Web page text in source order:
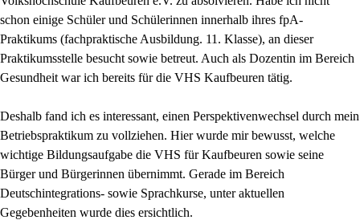
schon einige Schüler und Schülerinnen innerhalb ihres fpA-
Praktikums (fachpraktische Ausbildung. 11. Klasse), an dieser
Praktikumsstelle besucht sowie betreut. Auch als Dozentin im Bereich
Gesundheit war ich bereits für die VHS Kaufbeuren tätig.
Deshalb fand ich es interessant, einen Perspektivenwechsel durch mein
Betriebspraktikum zu vollziehen. Hier wurde mir bewusst, welche
wichtige Bildungsaufgabe die VHS für Kaufbeuren sowie seine
Bürger und Bürgerinnen übernimmt. Gerade im Bereich
Deutschintegrations- sowie Sprachkurse, unter aktuellen
Gegebenheiten wurde dies ersichtlich.